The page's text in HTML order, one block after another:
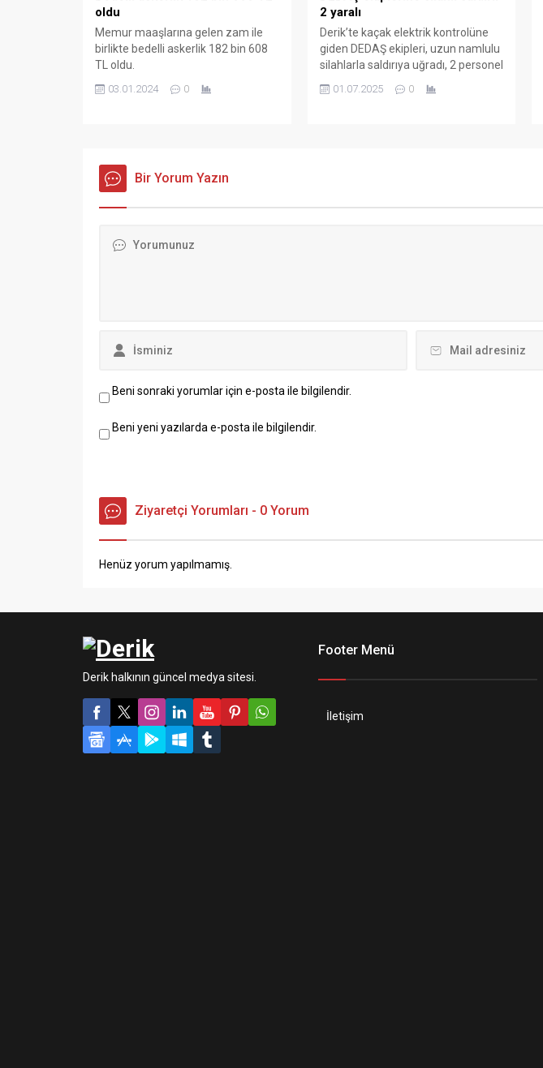
gösterdi.
oldu
Memur maaşlarına gelen zam ile
birlikte bedelli askerlik 182 bin 608
TL oldu.
03.01.2024 0
2 yaralı
Derik’te kaçak elektrik kontrolüne
giden DEDAŞ ekipleri, uzun namlulu
silahlarla saldırıya uğradı, 2 personel
01.07.2025 0
Bir Yorum Yazın
Beni sonraki yorumlar için e-posta ile bilgilendir.
Beni yeni yazılarda e-posta ile bilgilendir.
Ziyaretçi Yorumları - 0 Yorum
Henüz yorum yapılmamış.
Derik halkının güncel medya sitesi.
Footer Menü
İletişim